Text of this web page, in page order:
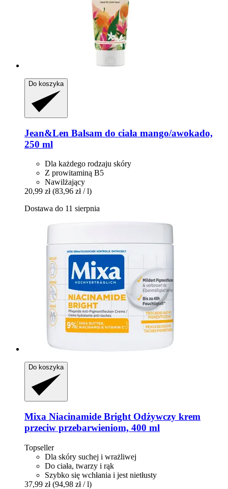
Do koszyka
Jean&Len Balsam do ciała mango/awokado,
250 ml
Dla każdego rodzaju skóry
Z prowitaminą B5
Nawilżający
20,99 zł (83,96 zł / l)
Dostawa do 11 sierpnia
Do koszyka
Mixa Niacinamide Bright Odżywczy krem
przeciw przebarwieniom, 400 ml
Topseller
Dla skóry suchej i wrażliwej
Do ciała, twarzy i rąk
Szybko się wchłania i jest nietłusty
37,99 zł (94,98 zł / l)